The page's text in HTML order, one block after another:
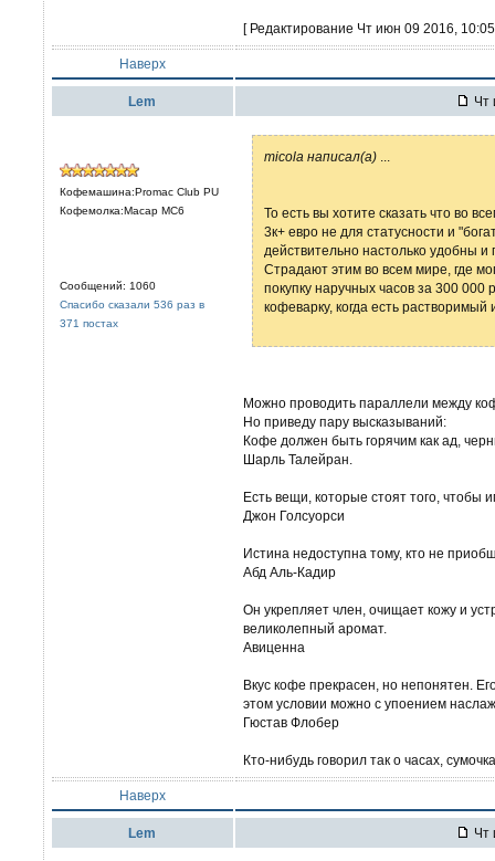
[ Редактирование Чт июн 09 2016,
Наверх
Lem Чт
Кофемашина:Promac Club PU
Кофемолка:Macap MC6
Сообщений: 1060
Спасибо сказали 536 раз в
371 постах
micola написал(а)
То есть вы хотите сказать что во
3к+ евро не для статусности и
действительно настолько удобны и
Страдают этим во всем мире, где
покупку наручных часов за 300 000
кофеварку, когда есть растворимый
Можно проводить параллели между
Но приведу пару высказываний:
Кофе должен быть горячим как ад,
Шарль Талейран.
Есть вещи, которые стоят того, чтобы
Джон Голсуорси
Истина недоступна тому, кто не
Абд Аль-Кадир
Он укрепляет член, очищает кожу и
великолепный аромат.
Авиценна
Вкус кофе прекрасен, но непонятен.
этом условии можно с упоением
Гюстав Флобер
Кто-нибудь говорил так о часах,
Наверх
Lem Чт